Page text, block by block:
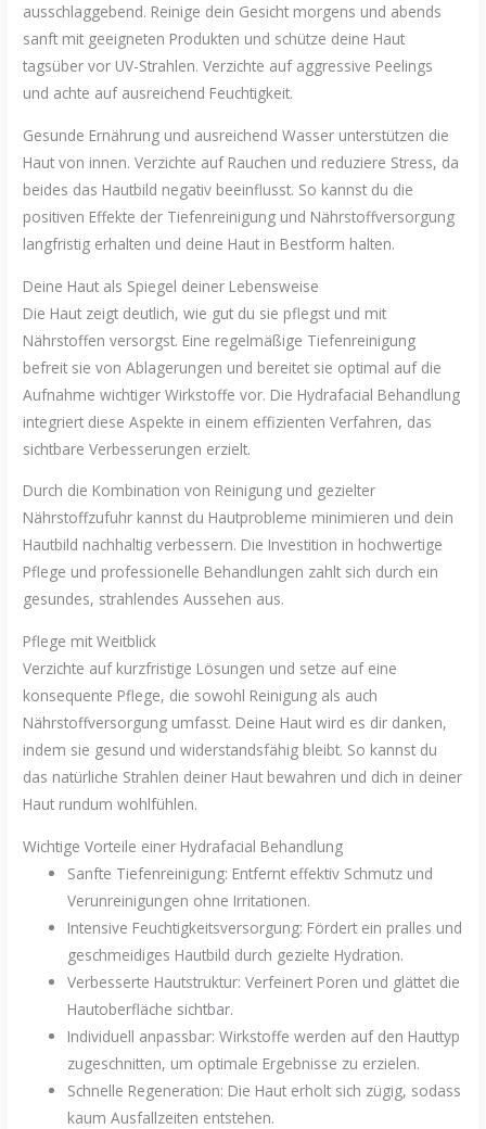
ausschlaggebend. Reinige dein Gesicht morgens und abends
sanft mit geeigneten Produkten und schütze deine Haut
tagsüber vor UV-Strahlen. Verzichte auf aggressive Peelings
und achte auf ausreichend Feuchtigkeit.
Gesunde Ernährung und ausreichend Wasser unterstützen die
Haut von innen. Verzichte auf Rauchen und reduziere Stress, da
beides das Hautbild negativ beeinflusst. So kannst du die
positiven Effekte der Tiefenreinigung und Nährstoffversorgung
langfristig erhalten und deine Haut in Bestform halten.
Deine Haut als Spiegel deiner Lebensweise
Die Haut zeigt deutlich, wie gut du sie pflegst und mit
Nährstoffen versorgst. Eine regelmäßige Tiefenreinigung
befreit sie von Ablagerungen und bereitet sie optimal auf die
Aufnahme wichtiger Wirkstoffe vor. Die Hydrafacial Behandlung
integriert diese Aspekte in einem effizienten Verfahren, das
sichtbare Verbesserungen erzielt.
Durch die Kombination von Reinigung und gezielter
Nährstoffzufuhr kannst du Hautprobleme minimieren und dein
Hautbild nachhaltig verbessern. Die Investition in hochwertige
Pflege und professionelle Behandlungen zahlt sich durch ein
gesundes, strahlendes Aussehen aus.
Pflege mit Weitblick
Verzichte auf kurzfristige Lösungen und setze auf eine
konsequente Pflege, die sowohl Reinigung als auch
Nährstoffversorgung umfasst. Deine Haut wird es dir danken,
indem sie gesund und widerstandsfähig bleibt. So kannst du
das natürliche Strahlen deiner Haut bewahren und dich in deiner
Haut rundum wohlfühlen.
Wichtige Vorteile einer Hydrafacial Behandlung
Sanfte Tiefenreinigung: Entfernt effektiv Schmutz und
Verunreinigungen ohne Irritationen.
Intensive Feuchtigkeitsversorgung: Fördert ein pralles und
geschmeidiges Hautbild durch gezielte Hydration.
Verbesserte Hautstruktur: Verfeinert Poren und glättet die
Hautoberfläche sichtbar.
Individuell anpassbar: Wirkstoffe werden auf den Hauttyp
zugeschnitten, um optimale Ergebnisse zu erzielen.
Schnelle Regeneration: Die Haut erholt sich zügig, sodass
kaum Ausfallzeiten entstehen.